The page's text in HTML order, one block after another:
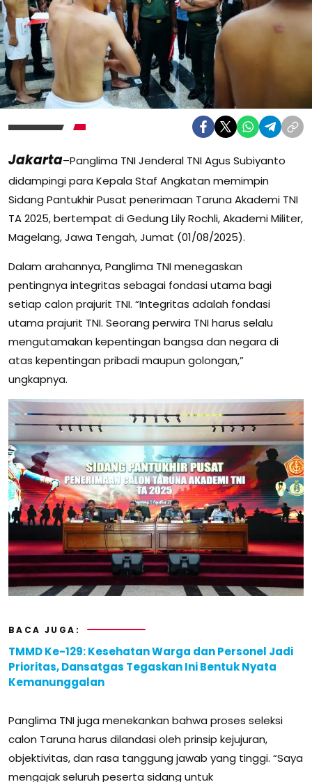
Jakarta–Panglima TNI Jenderal TNI Agus Subiyanto
didampingi para Kepala Staf Angkatan memimpin
Sidang Pantukhir Pusat penerimaan Taruna Akademi TNI
TA 2025, bertempat di Gedung Lily Rochli, Akademi Militer,
Magelang, Jawa Tengah, Jumat (01/08/2025).
Dalam arahannya, Panglima TNI menegaskan
pentingnya integritas sebagai fondasi utama bagi
setiap calon prajurit TNI. “Integritas adalah fondasi
utama prajurit TNI. Seorang perwira TNI harus selalu
mengutamakan kepentingan bangsa dan negara di
atas kepentingan pribadi maupun golongan,”
ungkapnya.
BACA JUGA:
TMMD Ke-129: Kesehatan Warga dan Personel Jadi
Prioritas, Dansatgas Tegaskan Ini Bentuk Nyata
Kemanunggalan
Panglima TNI juga menekankan bahwa proses seleksi
calon Taruna harus dilandasi oleh prinsip kejujuran,
objektivitas, dan rasa tanggung jawab yang tinggi. “Saya
mengajak seluruh peserta sidang untuk